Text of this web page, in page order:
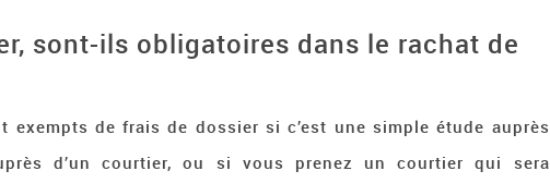
sont-ils obligatoires dans le rachat de
exempts de frais de dossier si c’est une simple étude auprès
d’un courtier, ou si vous prenez un courtier qui sera